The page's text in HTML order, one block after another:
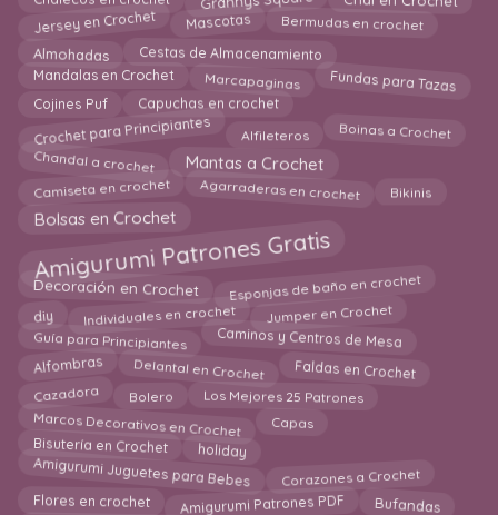
Jersey en Crochet Mascotas Bermudas en crochet
Almohadas Cestas de Almacenamiento
Mandalas en Crochet Marcapaginas Fundas para Tazas
Cojines Puf Capuchas en crochet
Crochet para Principiantes Alfileteros Boinas a Crochet
Chandal a crochet Mantas a Crochet
Camiseta en crochet Agarraderas en crochet Bikinis
Bolsas en Crochet
Amigurumi Patrones Gratis
Decoración en Crochet Esponjas de baño en crochet
diy Individuales en crochet Jumper en Crochet
Guía para Principiantes Caminos y Centros de Mesa
Alfombras Delantal en Crochet Faldas en Crochet
Cazadora Bolero Los Mejores 25 Patrones
Marcos Decorativos en Crochet Capas
Bisutería en Crochet holiday
Amigurumi Juguetes para Bebes Corazones a Crochet
Flores en crochet Amigurumi Patrones PDF Bufandas